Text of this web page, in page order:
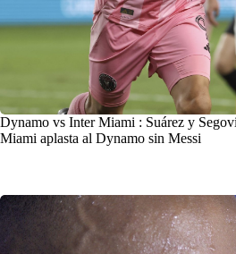
Dynamo vs Inter Miami : Suárez y
Miami aplasta al Dynamo sin Messi